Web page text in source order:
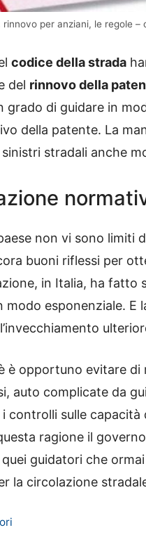
rinnovo per anziani, le regole –
codice della strada
del rinnovo della
grado di guidare in
della patente. La
stradali anche
non vi sono limiti
buoni riflessi per
in Italia, ha fatto
modo esponenziale.
è opportuno evitare
auto complicate da
controlli sulle
ragione il
guidatori che
la circolazione